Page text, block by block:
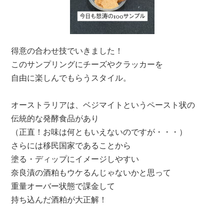
得意の合わせ技でいきました！
このサンプリングにチーズやクラッカーを
自由に楽しんでもらうスタイル。
オーストラリアは、ベジマイトというペースト状の
伝統的な発酵食品があり
（正直！お味は何ともいえないのですが・・・）
さらには移民国家であることから
塗る・ディップにイメージしやすい
奈良漬の酒粕もウケるんじゃないかと思って
重量オーバー状態で課金して
持ち込んだ酒粕が大正解！